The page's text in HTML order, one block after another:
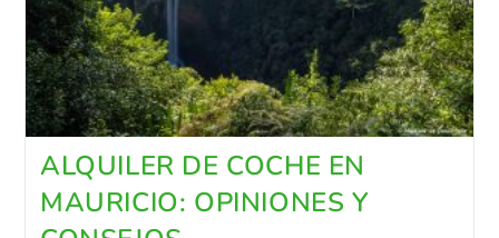
ALQUILER DE COCHE EN
MAURICIO: OPINIONES Y